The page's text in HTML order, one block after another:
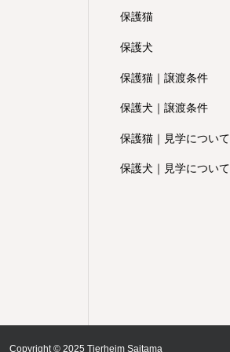
保護猫
保護犬
保護猫｜譲渡条件
保護犬｜譲渡条件
保護猫｜見学について
保護犬｜見学について
Copyright © 2025 Tierheim Saitama